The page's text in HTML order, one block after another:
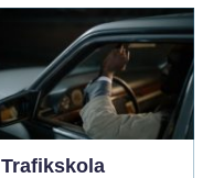
Trafikskola